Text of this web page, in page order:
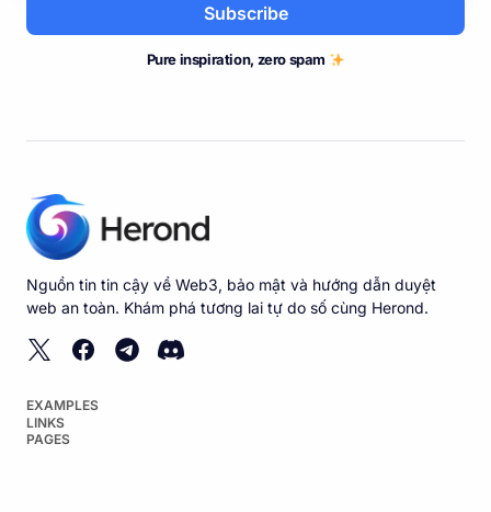
Subscribe
Pure inspiration, zero spam
Nguồn tin tin cậy về Web3, bảo mật và hướng dẫn duyệt
web an toàn. Khám phá tương lai tự do số cùng Herond.
EXAMPLES
LINKS
PAGES